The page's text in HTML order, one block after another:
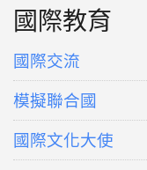
國際教育
國際交流
模擬聯合國
國際文化大使